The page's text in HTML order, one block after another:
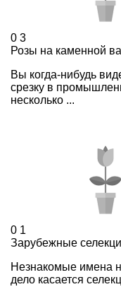
0 3
Розы на каменной
Вы когда-нибудь
срезку в
несколько ...
0 1
Зарубежные
Незнакомые имена
дело касается